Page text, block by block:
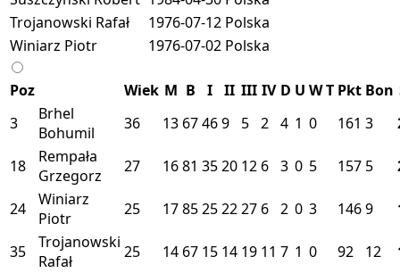
Trojanowski Rafał
1976-07-12 Polska
Winiarz Piotr
1976-07-02 Polska
Poz Wiek M B I II III IV D U WT Pkt Bon
3
Brhel
Bohumil
36 13 67469 5 2 4 1 0 161 3
18
Rempała
Grzegorz
27 1681 3520 12 6 3 0 5 157 5
24
Winiarz
Piotr
25 1785252227 6 2 0 3 1469
35
Trojanowski
Rafał
25 14 67 15 14 19 11 7 1 0 92 12